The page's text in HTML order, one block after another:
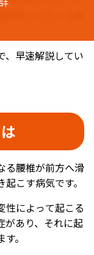
者にも起こる疾
、早速解説してい
る腰椎が前方へ滑
こす病気です。
性によって起こる
があり、それに起
。